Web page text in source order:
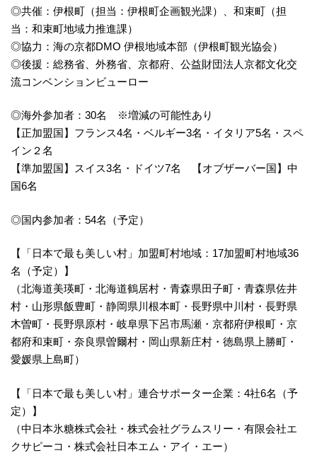
◎共催：伊根町（担当：伊根町企画観光課）、和束町（担
当：和束町地域力推進課）
◎協力：海の京都DMO 伊根地域本部（伊根町観光協会）
◎後援：総務省、外務省、京都府、公益財団法人京都文化交
流コンベンションビューロー
◎海外参加者：30名 ※増減の可能性あり
【正加盟国】フランス4名・ベルギー3名・イタリア5名・スペ
イン２名
【準加盟国】スイス3名・ドイツ7名 【オブザーバー国】中
国6名
◎国内参加者：54名（予定）
【「日本で最も美しい村」加盟町村地域：17加盟町村地域36
名（予定）】
（北海道美瑛町・北海道鶴居村・青森県田子町・青森県佐井
村・山形県飯豊町・静岡県川根本町・長野県中川村・長野県
木曽町・長野県原村・岐阜県下呂市馬瀬・京都府伊根町・京
都府和束町・奈良県曽爾村・岡山県新庄村・徳島県上勝町・
愛媛県上島町）
【「日本で最も美しい村」連合サポーター企業：4社6名（予
定）】
（中日本氷糖株式会社・株式会社グラムスリー・有限会社エ
クサピーコ・株式会社日本エム・アイ・エー）